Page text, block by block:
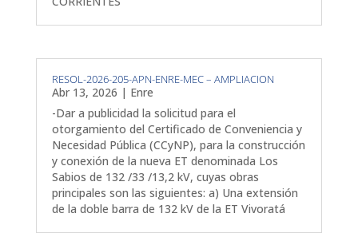
RESOL-2026-205-APN-ENRE-MEC – AMPLIACION
Abr 13, 2026 | Enre
-Dar a publicidad la solicitud para el
otorgamiento del Certificado de Conveniencia y
Necesidad Pública (CCyNP), para la construcción
y conexión de la nueva ET denominada Los
Sabios de 132 /33 /13,2 kV, cuyas obras
principales son las siguientes: a) Una extensión
de la doble barra de 132 kV de la ET Vivoratá